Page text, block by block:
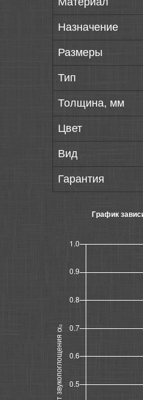
Назначение
Размеры
Тип
Толщина, мм
Цвет
Вид
Гарантия